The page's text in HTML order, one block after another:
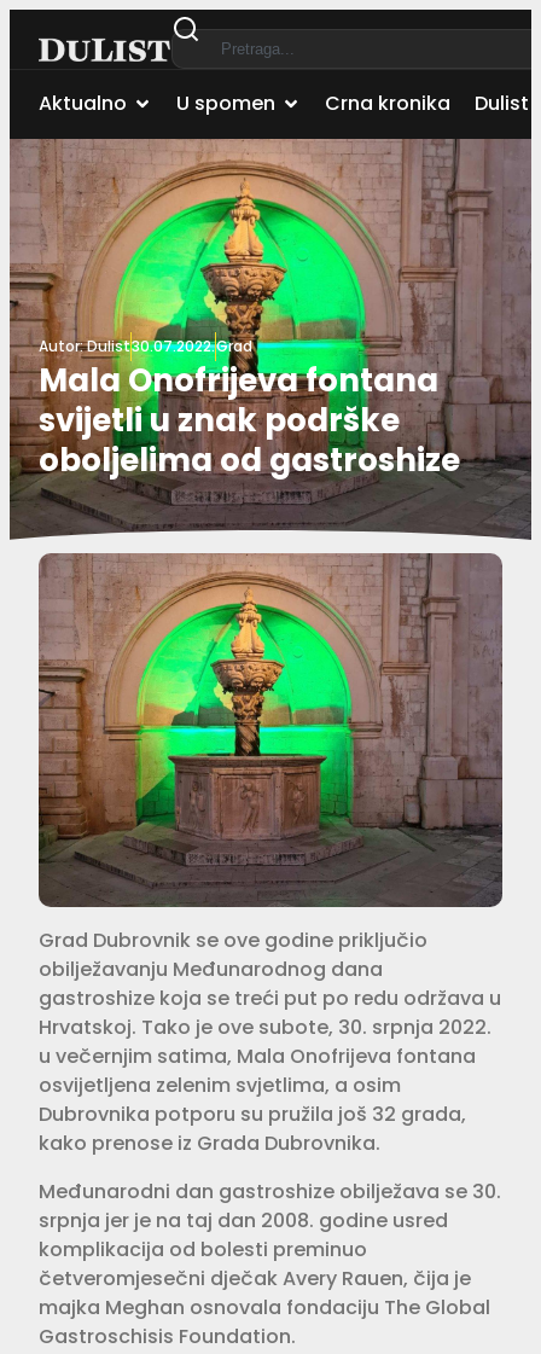
Aktualno U spomen Crna kronika Dulist
Autor:Dulist30.07.2022.Grad
Mala Onofrijeva fontana
svijetli u znak podrške
oboljelima od gastroshize
Grad Dubrovnik se ove godine priključio
obilježavanju Međunarodnog dana
gastroshize koja se treći put po redu održava u
Hrvatskoj. Tako je ove subote, 30. srpnja 2022.
u večernjim satima, Mala Onofrijeva fontana
osvijetljena zelenim svjetlima, a osim
Dubrovnika potporu su pružila još 32 grada,
kako prenose iz Grada Dubrovnika.
Međunarodni dan gastroshize obilježava se 30.
srpnja jer je na taj dan 2008. godine usred
komplikacija od bolesti preminuo
četveromjesečni dječak Avery Rauen, čija je
majka Meghan osnovala fondaciju The Global
Gastroschisis Foundation.